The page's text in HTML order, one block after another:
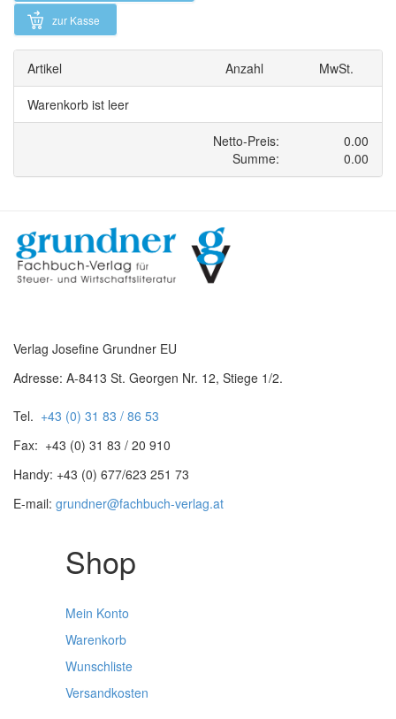
zur Kasse
Verlag Josefine Grundner EU
Adresse: A-8413 St. Georgen Nr. 12, Stiege 1/2.
Tel. +43 (0) 31 83 / 86 53
Fax: +43 (0) 31 83 / 20 910
Handy: +43 (0) 677/623 251 73
E-mail: grundner@fachbuch-verlag.at
Shop
Mein Konto
Warenkorb
Wunschliste
Versandkosten